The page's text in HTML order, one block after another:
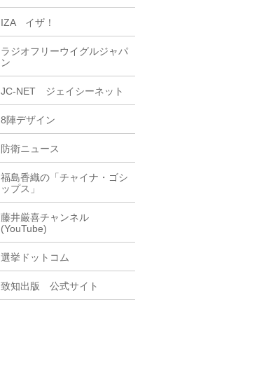
IZA イザ！
ラジオフリーウイグルジャパ
ン
JC-NET ジェイシーネット
8陣デザイン
防衛ニュース
福島香織の「チャイナ・ゴシ
ップス」
藤井厳喜チャンネル
(YouTube)
選挙ドットコム
致知出版 公式サイト